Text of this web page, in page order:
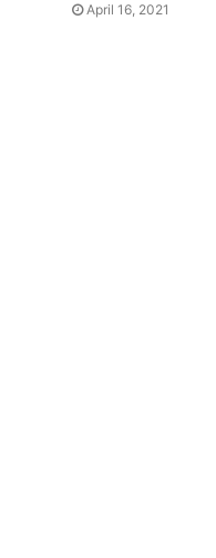
April 16, 2021